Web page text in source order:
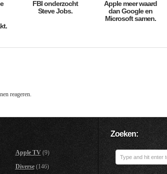
FBI onderzocht
Steve Jobs.
Apple meer waard
dan Google en
Microsoft samen.
reageren.
Apple TV(9)
Diverse(146)
Zoeken: